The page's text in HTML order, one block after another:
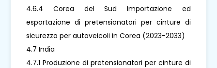
4.6.4 Corea del Sud Importazione ed
esportazione di pretensionatori per cinture di
sicurezza per autoveicoli in Corea (2023-2033)
4.7 India
4.7.1 Produzione di pretensionatori per cinture di